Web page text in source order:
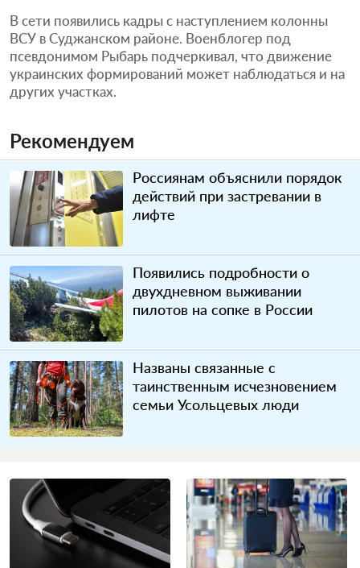
В сети появились кадры с наступлением колонны
ВСУ в Суджанском районе. Военблогер под
псевдонимом Рыбарь подчеркивал, что движение
украинских формирований может наблюдаться и на
других участках.
Рекомендуем
Россиянам объяснили порядок
действий при застревании в
лифте
Появились подробности о
двухдневном выживании
пилотов на сопке в России
Названы связанные с
таинственным исчезновением
семьи Усольцевых люди